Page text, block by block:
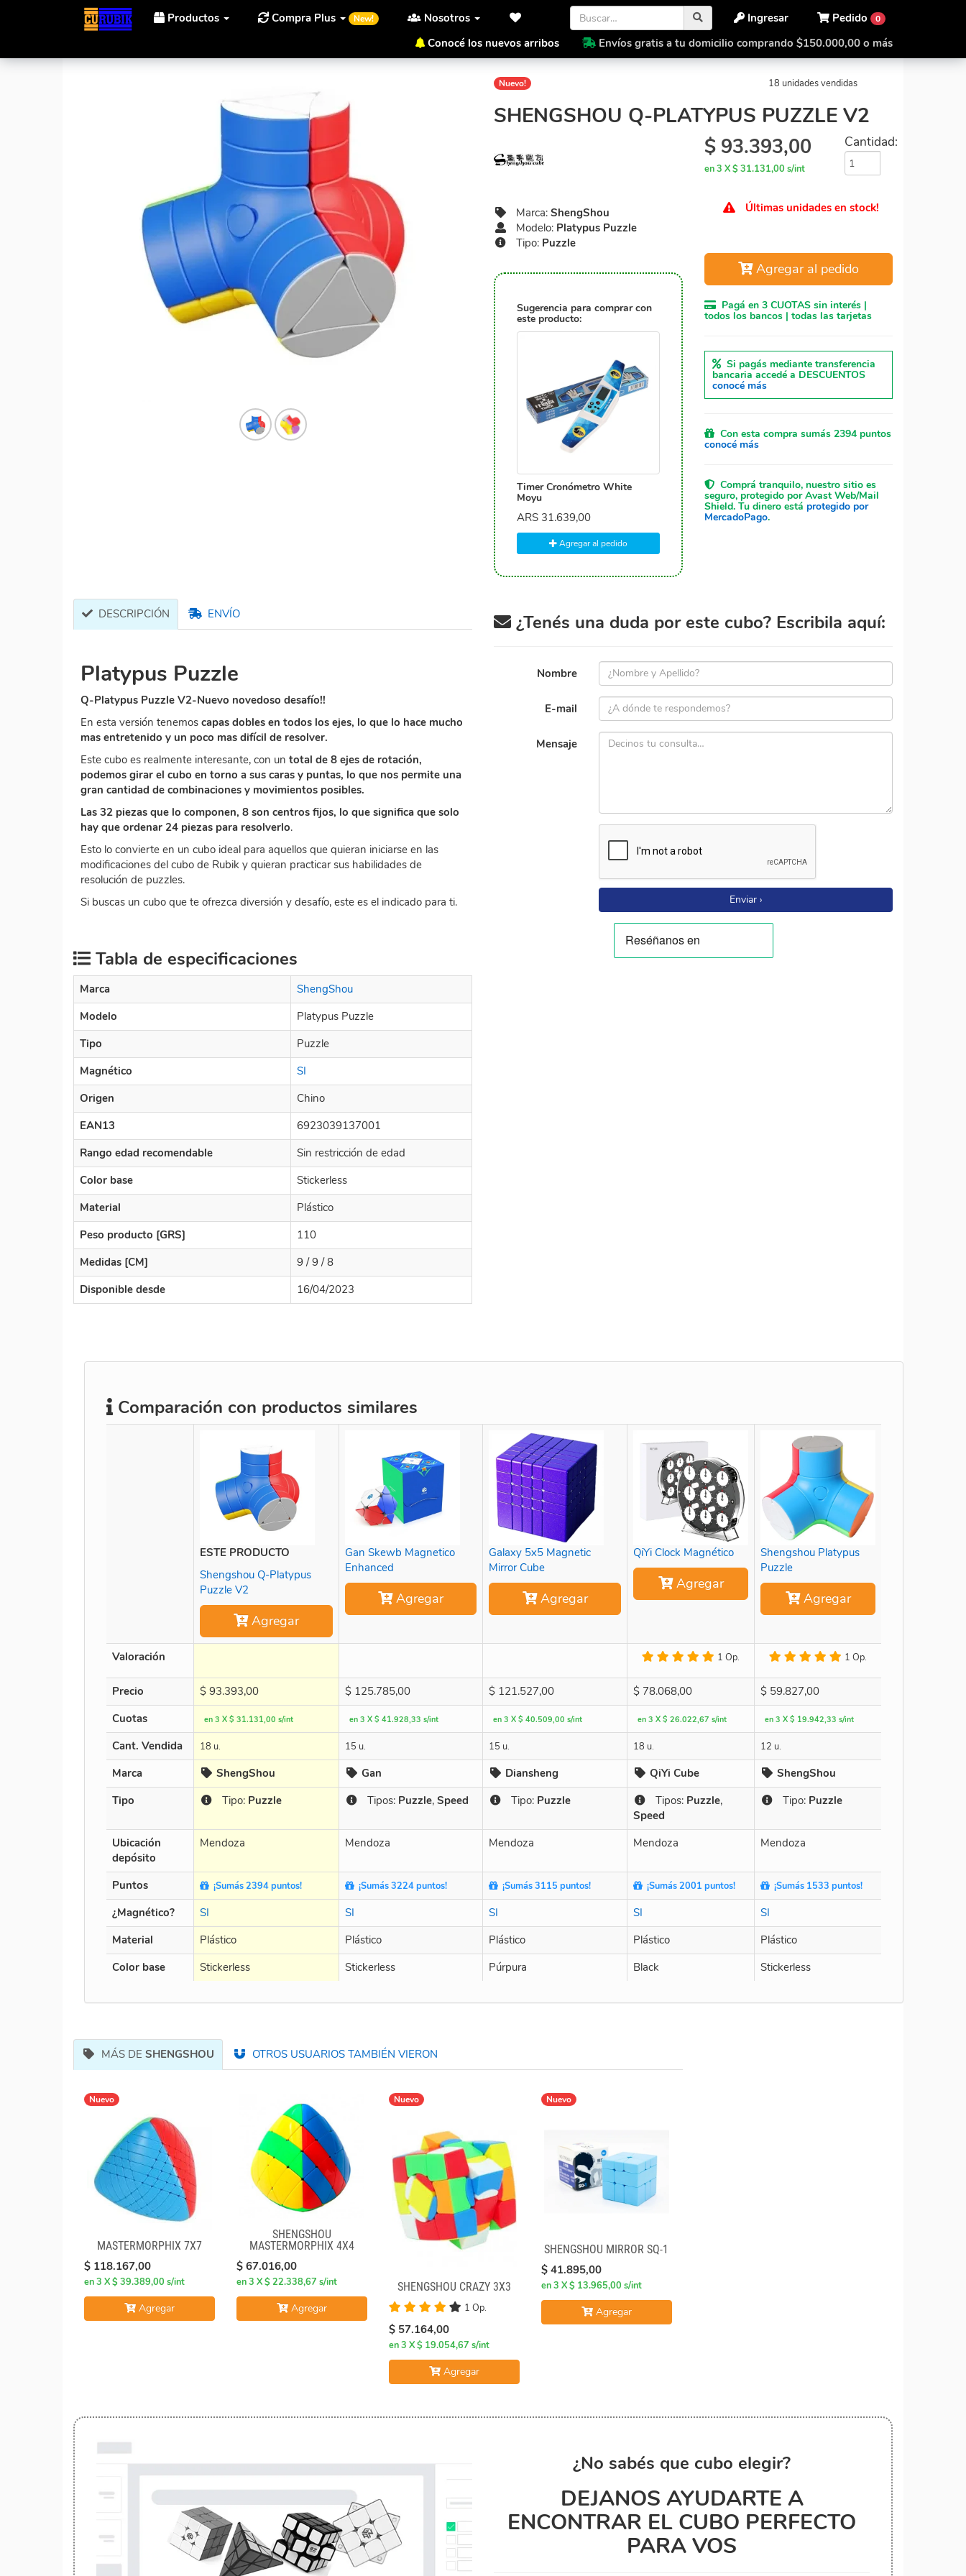
Productos Compra Plus New! Nosotros Pedido 0
Ingresar
Conocé los nuevos arribos
Envíos gratis a tu domicilio comprando $150.000,00 o más
Inicio ShengShou Platypus Puzzle Shengshou Q-Platypus Puzzle V2
Nuevo! 18 unidades vendidas
SHENGSHOU Q-PLATYPUS PUZZLE V2
Marca: ShengShou
Modelo: Platypus Puzzle
Tipo: Puzzle
Sugerencia para comprar con
este producto:
Timer Cronómetro White
Moyu
ARS 31.639,00
Agregar al pedido
$ 93.393,00
en 3 X $ 31.131,00 s/int
Cantidad:
Últimas unidades en stock!
Agregar al pedido
Pagá en 3 CUOTAS sin interés |
todos los bancos | todas las tarjetas
Si pagás mediante transferencia
bancaria accedé a DESCUENTOS
conocé más
Con esta compra sumás 2394 puntos
conocé más
Comprá tranquilo, nuestro sitio es
seguro, protegido por Avast Web/Mail
Shield. Tu dinero está protegido por
MercadoPago.
DESCRIPCIÓN ENVÍO
Platypus Puzzle
Q-Platypus Puzzle V2-Nuevo novedoso desafío!!
En esta versión tenemos capas dobles en todos los ejes, lo que lo hace mucho
mas entretenido y un poco mas difícil de resolver.
Este cubo es realmente interesante, con un total de 8 ejes de rotación,
podemos girar el cubo en torno a sus caras y puntas, lo que nos permite una
gran cantidad de combinaciones y movimientos posibles.
Las 32 piezas que lo componen, 8 son centros fijos, lo que significa que solo
hay que ordenar 24 piezas para resolverlo.
Esto lo convierte en un cubo ideal para aquellos que quieran iniciarse en las
modificaciones del cubo de Rubik y quieran practicar sus habilidades de
resolución de puzzles.
Si buscas un cubo que te ofrezca diversión y desafío, este es el indicado para ti.
Tabla de especificaciones
Marca
ShengShou
Modelo
Platypus Puzzle
Tipo
Puzzle
Magnético
SI
Origen
Chino
EAN13
6923039137001
Rango edad recomendable
Sin restricción de edad
Color base
Stickerless
Material
Plástico
Peso producto [GRS]
110
Medidas [CM]
9 / 9 / 8
Disponible desde
16/04/2023
¿Tenés una duda por este cubo? Escribila aquí:
Nombre
E-mail
Mensaje
Enviar ›
Comparación con productos similares
ESTE PRODUCTO
Shengshou Q-Platypus
Puzzle V2
Agregar
Gan Skewb Magnetico
Enhanced
Agregar
Galaxy 5x5 Magnetic
Mirror Cube
Agregar
QiYi Clock Magnético
Agregar
Shengshou Platypus
Puzzle
Agregar
Valoración 1 Op. 1 Op.
Precio $ 93.393,00 $ 125.785,00 $ 121.527,00 $ 78.068,00 $ 59.827,00
Cuotas
en 3 X $ 31.131,00 s/int en 3 X $ 41.928,33 s/int en 3 X $ 40.509,00 s/int en 3 X $ 26.022,67 s/int en 3 X $ 19.942,33 s/int
Cant. Vendida 18 u. 15 u. 15 u. 18 u. 12 u.
Marca ShengShou Gan Diansheng QiYi Cube
ShengShou
Tipo
Tipo: Puzzle Tipos: Puzzle, Speed Tipo: Puzzle Tipos: Puzzle,
Speed
Tipo: Puzzle
Ubicación
depósito
Mendoza Mendoza Mendoza Mendoza Mendoza
Puntos ¡Sumás 2394 puntos! ¡Sumás 3224 puntos! ¡Sumás 3115 puntos! ¡Sumás 2001 puntos! ¡Sumás 1533 puntos!
¿Magnético? SI SI SI SI
SI
Material
Plástico Plástico Plástico Plástico
Plástico
Color base
Stickerless Stickerless Púrpura Black Stickerless
MÁS DE SHENGSHOU OTROS USUARIOS TAMBIÉN VIERON
Nuevo
MASTERMORPHIX 7X7
$ 118.167,00
en 3 X $ 39.389,00 s/int
Agregar
SHENGSHOU
MASTERMORPHIX 4X4
$ 67.016,00
en 3 X $ 22.338,67 s/int
Agregar
Nuevo
SHENGSHOU CRAZY 3X3
1 Op.
$ 57.164,00
en 3 X $ 19.054,67 s/int
Agregar
Nuevo
SHENGSHOU MIRROR SQ-1
$ 41.895,00
en 3 X $ 13.965,00 s/int
Agregar
¿No sabés que cubo elegir?
DEJANOS AYUDARTE A
ENCONTRAR EL CUBO PERFECTO
PARA VOS